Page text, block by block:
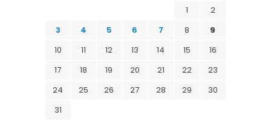
1
2
3
4 5 6 7 8
9
10
11 12 13 14 15
16
17
18 19 20 21 22
23
24
25 26 27 28 29
30
31